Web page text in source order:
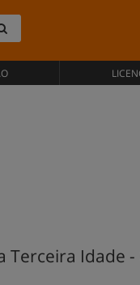
Terceira Idade -